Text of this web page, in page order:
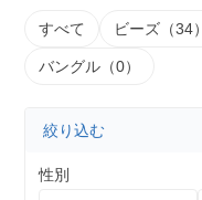
すべて ビーズ（34）
バングル（0）
絞り込む
性別